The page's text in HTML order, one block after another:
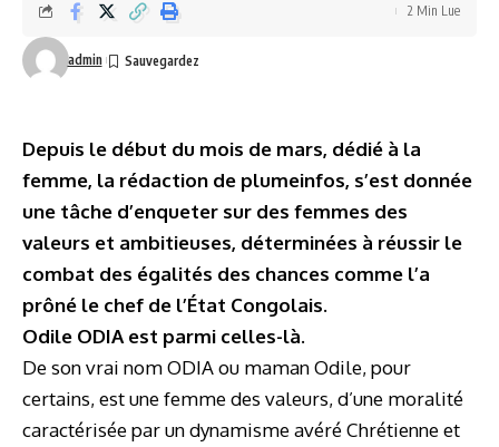
admin
2 Min Lue
Depuis le début du mois de mars, dédié à la
femme, la rédaction de plumeinfos, s’est donnée
une tâche d’enqueter sur des femmes des
valeurs et ambitieuses, déterminées à réussir le
combat des égalités des chances comme l’a
prôné le chef de l’État Congolais.
Odile ODIA est parmi celles-là.
De son vrai nom ODIA ou maman Odile, pour
certains, est une femme des valeurs, d’une moralité
caractérisée par un dynamisme avéré Chrétienne et